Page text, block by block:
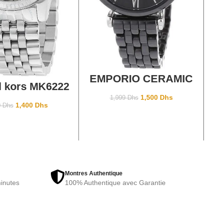
AU PANIER
kors MK6222
Dhs 1,400 Dhs
AJOUTER AU PANIER
EMPORIO CERAMIC
1,999Dhs 1,500 Dhs
Montres Authentique
100% Authentique avec Garantie